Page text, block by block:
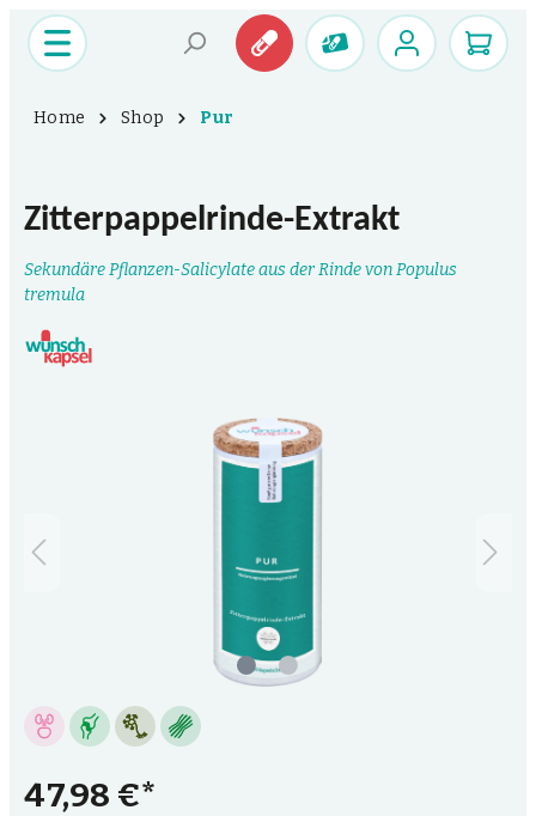
Home Shop Pur
Zitterpappelrinde-Extrakt
Sekundäre Pflanzen-Salicylate aus der Rinde von Populus
tremula
47,98 €*